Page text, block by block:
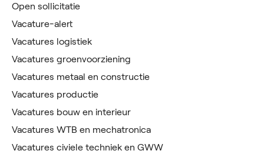
Open sollicitatie
Vacature-alert
Vacatures logistiek
Vacatures groenvoorziening
Vacatures metaal en constructie
Vacatures productie
Vacatures bouw en interieur
Vacatures WTB en mechatronica
Vacatures civiele techniek en GWW